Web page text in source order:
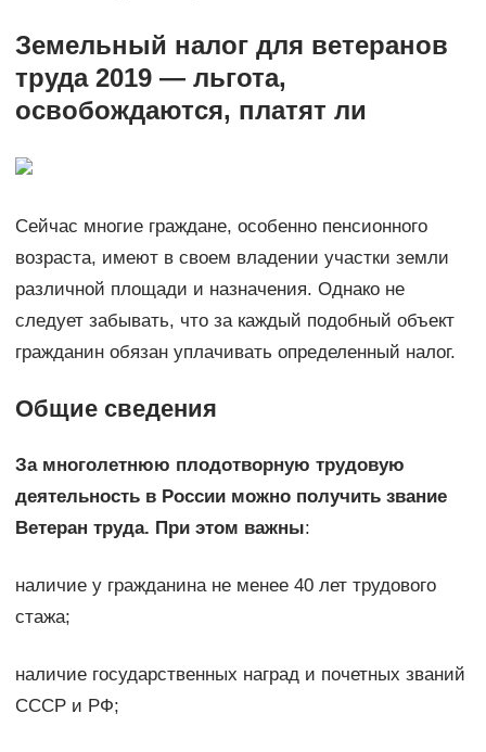
Земельный налог для ветеранов
труда 2019 — льгота,
освобождаются, платят ли
Сейчас многие граждане, особенно пенсионного
возраста, имеют в своем владении участки земли
различной площади и назначения. Однако не
следует забывать, что за каждый подобный объект
гражданин обязан уплачивать определенный налог.
Общие сведения
За многолетнюю плодотворную трудовую
деятельность в России можно получить звание
Ветеран труда. При этом важны:
наличие у гражданина не менее 40 лет трудового
стажа;
наличие государственных наград и почетных званий
СССР и РФ;